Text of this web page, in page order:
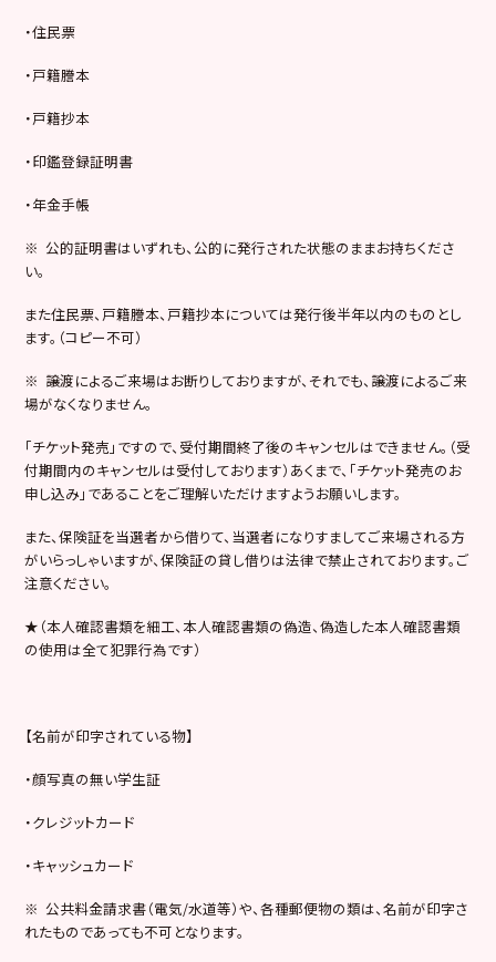
・住民票
・戸籍謄本
・戸籍抄本
・印鑑登録証明書
・年金手帳
※ 公的証明書はいずれも、公的に発行された状態のままお持ちくださ
い。
また住民票、戸籍謄本、戸籍抄本については発行後半年以内のものとし
ます。（コピー不可）
※ 譲渡によるご来場はお断りしておりますが、それでも、譲渡によるご来
場がなくなりません。
「チケット発売」ですので、受付期間終了後のキャンセルはできません。（受
付期間内のキャンセルは受付しております）あくまで、「チケット発売のお
申し込み」であることをご理解いただけますようお願いします。
また、保険証を当選者から借りて、当選者になりすましてご来場される方
がいらっしゃいますが、保険証の貸し借りは法律で禁止されております。ご
注意ください。
★（本人確認書類を細工、本人確認書類の偽造、偽造した本人確認書類
の使用は全て犯罪行為です）
【名前が印字されている物】
・顔写真の無い学生証
・クレジットカード
・キャッシュカード
※ 公共料金請求書（電気/水道等）や、各種郵便物の類は、名前が印字さ
れたものであっても不可となります。